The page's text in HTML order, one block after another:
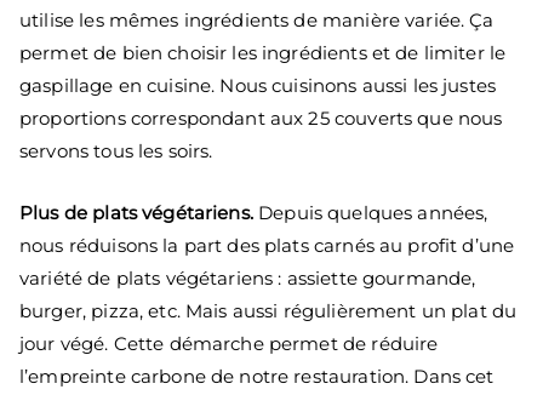
utilise les mêmes ingrédients de manière variée. Ça
permet de bien choisir les ingrédients et de limiter le
gaspillage en cuisine. Nous cuisinons aussi les justes
proportions correspondant aux 25 couverts que nous
servons tous les soirs.
Plus de plats végétariens.Depuis quelques années,
nous réduisons la part des plats carnés au profit d’une
variété de plats végétariens : assiette gourmande,
burger, pizza, etc. Mais aussi régulièrement un plat du
jour végé. Cette démarche permet de réduire
l’empreinte carbone de notre restauration. Dans cet